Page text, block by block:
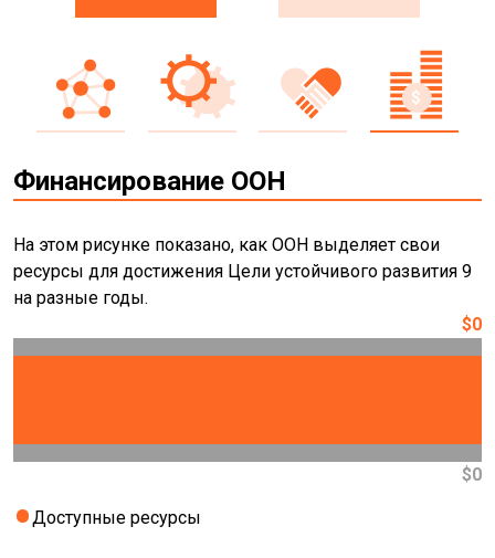
Финансирование ООН
На этом рисунке показано, как ООН выделяет свои
ресурсы для достижения Цели устойчивого развития 9
на разные годы.
$0
$0
Доступные ресурсы